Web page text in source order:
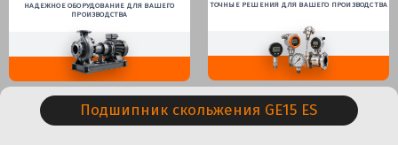
НАДЕЖНОЕ ОБОРУДОВАНИЕ ДЛЯ ВАШЕГО
ПРОИЗВОДСТВА
ТОЧНЫЕ РЕШЕНИЯ ДЛЯ ВАШЕГО ПРОИЗВОДСТВА
Подшипник скольжения GE15 ES